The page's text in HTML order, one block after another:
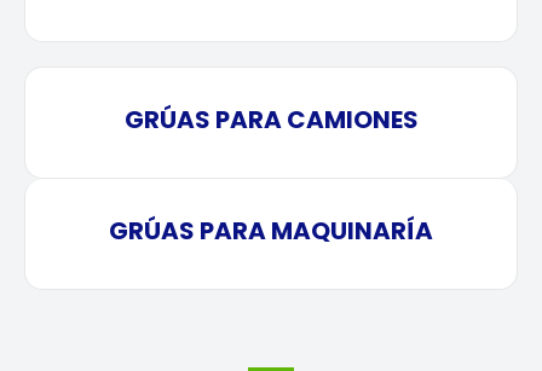
GRÚAS PARA CAMIONES
GRÚAS PARA MAQUINARÍA